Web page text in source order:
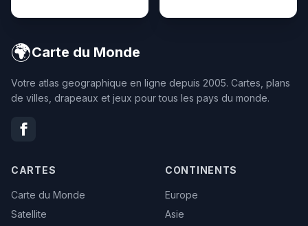
🌍Carte du Monde
Votre atlas geographique en ligne depuis 2005. Cartes, plans
de villes, drapeaux et jeux pour tous les pays du monde.
CARTES
Carte du Monde
Satellite
CONTINENTS
Europe
Asie